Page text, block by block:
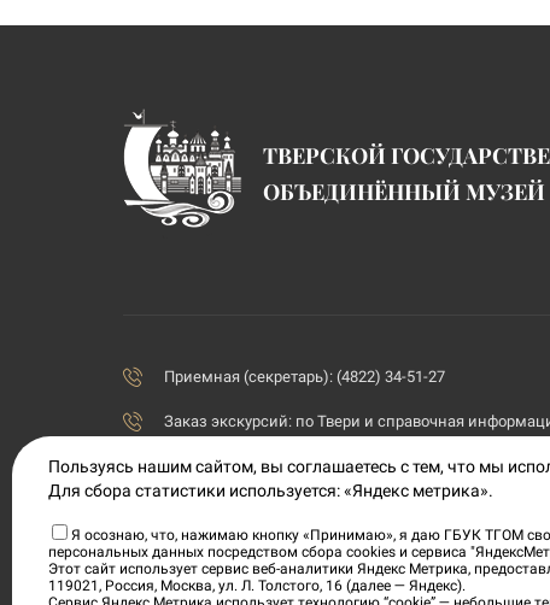
ТВЕРСКОЙ
ОБЪЕДИНЁННЫЙ МУЗЕЙ
Приемная (секретарь): (4822) 34-51-27
Заказ экскурсий: по Твери и справочная
priemnaya@tvermuzeum.ru
Политика конфиденциальности
Согласие на обработку персональных данных
Пользуясь нашим сайтом, вы соглашаетесь с тем, что мы
Для сбора статистики используется: «Яндекс метрика».
Я осознаю, что, нажимаю кнопку «Принимаю», я даю ГБУК ТГОМ
персональных данных посредством сбора cookies и сервиса
Этот сайт использует сервис веб-аналитики Яндекс Метрика,
119021, Россия, Москва, ул. Л. Толстого, 16 (далее — Яндекс).